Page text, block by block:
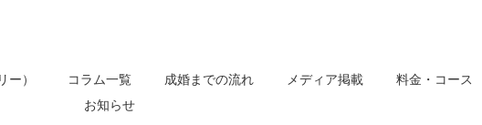
ー） コラム一覧 成婚までの流れ メディア掲載 料金・コース
お知らせ